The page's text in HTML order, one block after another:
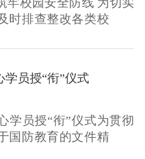
真，政治立场坚定，在
时排查整改各类校园安
，按照学生工作处安全
院范围拉网式安全检
风险，坚决遏制各类安
稳定底线。开学初，根
的要求，学工处对全院
员授“衔”仪式
学员授“衔”仪式为贯彻
国防教育的文件精神，